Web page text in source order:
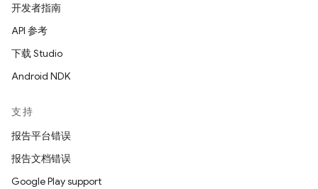
开发者指南
API 参考
下载 Studio
Android NDK
支持
报告平台错误
报告文档错误
Google Play support